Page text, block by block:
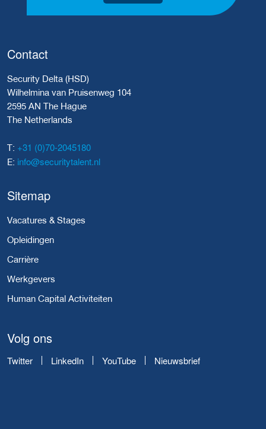
Contact
Security Delta (HSD)
Wilhelmina van Pruisenweg 104
2595 AN The Hague
The Netherlands
T: +31 (0)70-2045180
E: info@securitytalent.nl
Sitemap
Vacatures & Stages
Opleidingen
Carrière
Werkgevers
Human Capital Activiteiten
Volg ons
Twitter LinkedIn YouTube Nieuwsbrief